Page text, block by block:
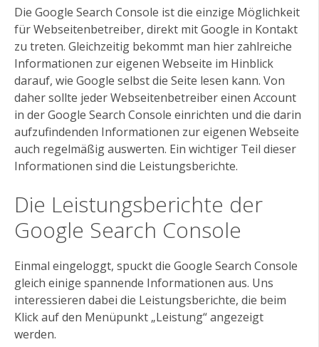
Die Google Search Console ist die einzige Möglichkeit
für Webseitenbetreiber, direkt mit Google in Kontakt
zu treten. Gleichzeitig bekommt man hier zahlreiche
Informationen zur eigenen Webseite im Hinblick
darauf, wie Google selbst die Seite lesen kann. Von
daher sollte jeder Webseitenbetreiber einen Account
in der Google Search Console einrichten und die darin
aufzufindenden Informationen zur eigenen Webseite
auch regelmäßig auswerten. Ein wichtiger Teil dieser
Informationen sind die Leistungsberichte.
Die Leistungsberichte der
Google Search Console
Einmal eingeloggt, spuckt die Google Search Console
gleich einige spannende Informationen aus. Uns
interessieren dabei die Leistungsberichte, die beim
Klick auf den Menüpunkt „Leistung“ angezeigt
werden.